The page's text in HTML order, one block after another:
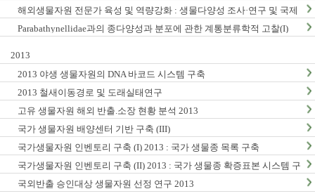
해외생물자원 전문가 육성 및 역량강화 : 생물다양성 조사·연구 및 국제
협력
Parabathynellidae과의 종다양성과 분포에 관한 계통분류학적 고찰(I)
2013
2013 야생 생물자원의 DNA 바코드 시스템 구축
2013 철새이동경로 및 도래실태연구
고유 생물자원 해외 반출.소장 현황 분석 2013
국가 생물자원 배양센터 기반 구축 (III)
국가생물자원 인벤토리 구축 (I) 2013 : 국가 생물종 목록 구축
국가생물자원 인벤토리 구축 (II) 2013 : 국가 생물종 확증표본 시스템 구
축
국외반출 승인대상 생물자원 선정 연구 2013